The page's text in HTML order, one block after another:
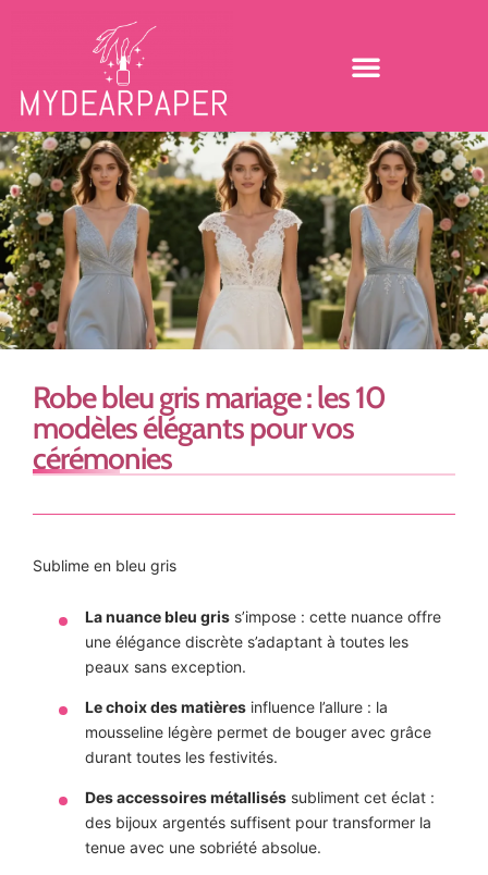
Robe bleu gris mariage : les 10
modèles élégants pour vos
cérémonies
Sublime en bleu gris
La nuance bleu gris s’impose : cette nuance offre
une élégance discrète s’adaptant à toutes les
peaux sans exception.
Le choix des matières influence l’allure : la
mousseline légère permet de bouger avec grâce
durant toutes les festivités.
Des accessoires métallisés subliment cet éclat :
des bijoux argentés suffisent pour transformer la
tenue avec une sobriété absolue.